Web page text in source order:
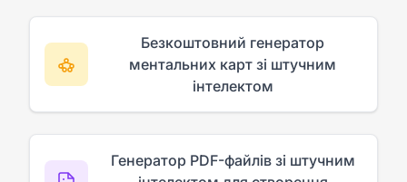
Безкоштовний генератор
ментальних карт зі штучним
інтелектом
Генератор PDF-файлів зі штучним